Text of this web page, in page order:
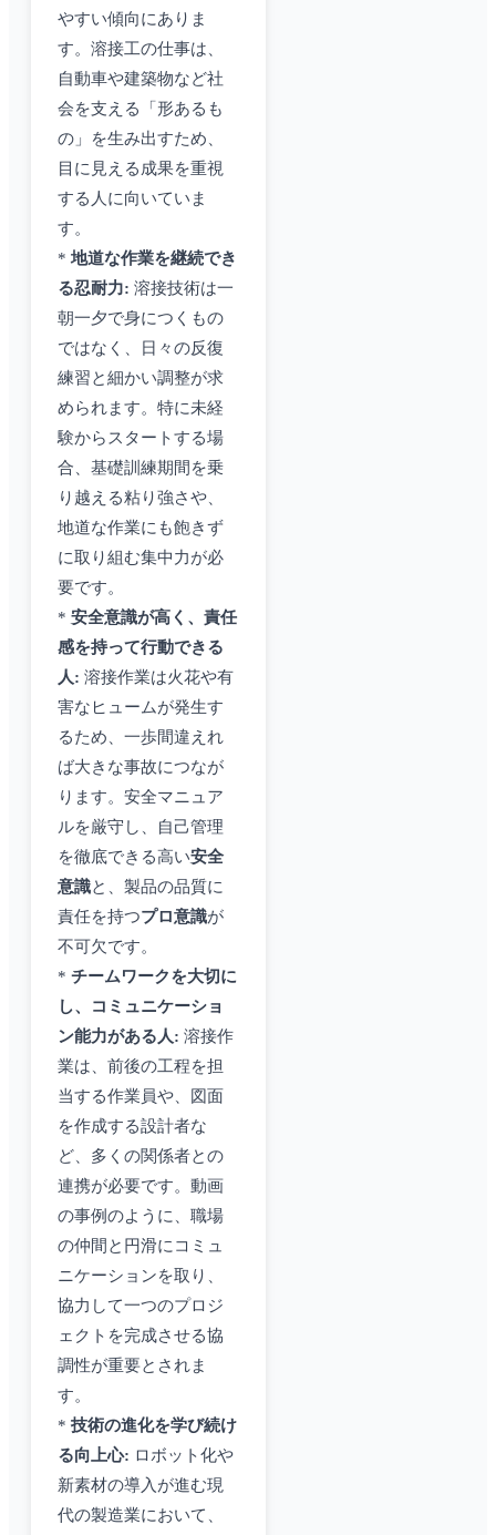
やすい傾向にありま
す。溶接工の仕事は、
自動車や建築物など社
会を支える「形あるも
の」を生み出すため、
目に見える成果を重視
する人に向いていま
す。
* 地道な作業を継続でき
る忍耐力: 溶接技術は一
朝一夕で身につくもの
ではなく、日々の反復
練習と細かい調整が求
められます。特に未経
験からスタートする場
合、基礎訓練期間を乗
り越える粘り強さや、
地道な作業にも飽きず
に取り組む集中力が必
要です。
* 安全意識が高く、責任
感を持って行動できる
人: 溶接作業は火花や有
害なヒュームが発生す
るため、一歩間違えれ
ば大きな事故につなが
ります。安全マニュア
ルを厳守し、自己管理
を徹底できる高い安全
意識と、製品の品質に
責任を持つプロ意識が
不可欠です。
* チームワークを大切に
し、コミュニケーショ
ン能力がある人: 溶接作
業は、前後の工程を担
当する作業員や、図面
を作成する設計者な
ど、多くの関係者との
連携が必要です。動画
の事例のように、職場
の仲間と円滑にコミュ
ニケーションを取り、
協力して一つのプロジ
ェクトを完成させる協
調性が重要とされま
す。
* 技術の進化を学び続け
る向上心: ロボット化や
新素材の導入が進む現
代の製造業において、